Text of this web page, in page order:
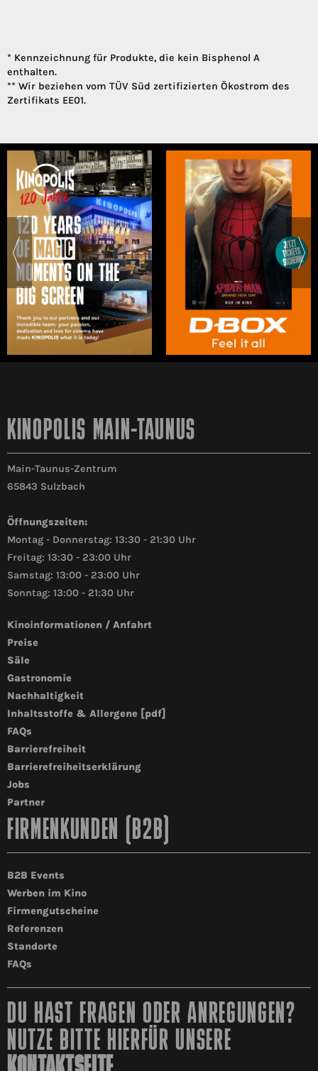
* Kennzeichnung für Produkte, die kein Bisphenol A
enthalten.
** Wir beziehen vom TÜV Süd zertifizierten Ökostrom des
Zertifikats EE01.
KINOPOLIS MAIN-TAUNUS
Main-Taunus-Zentrum
65843 Sulzbach
Öffnungszeiten:
Montag - Donnerstag: 13:30 - 21:30 Uhr
Freitag: 13:30 - 23:00 Uhr
Samstag: 13:00 - 23:00 Uhr
Sonntag: 13:00 - 21:30 Uhr
Kinoinformationen / Anfahrt
Preise
Säle
Gastronomie
Nachhaltigkeit
Inhaltsstoffe & Allergene [pdf]
FAQs
Barrierefreiheit
Barrierefreiheitserklärung
Jobs
Partner
FIRMENKUNDEN (B2B)
B2B Events
Werben im Kino
Firmengutscheine
Referenzen
Standorte
FAQs
DU HAST FRAGEN ODER ANREGUNGEN?
NUTZE BITTE HIERFÜR UNSERE